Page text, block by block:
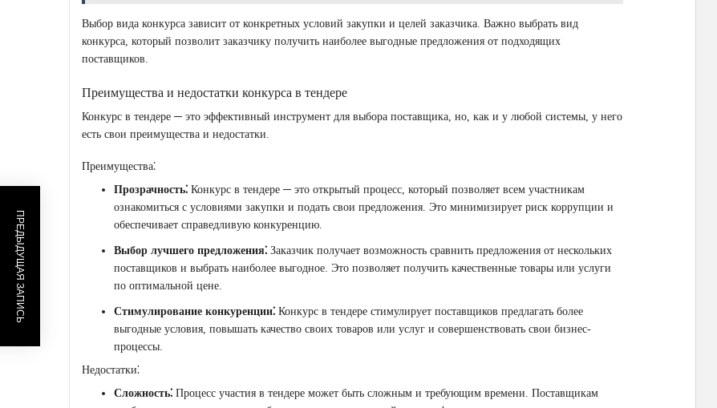
Выбор вида конкурса зависит от конкретных условий закупки и целей заказчика. Важно выбрать вид
конкурса, который позволит заказчику получить наиболее выгодные предложения от подходящих
поставщиков.
Преимущества и недостатки конкурса в тендере
Конкурс в тендере ─ это эффективный инструмент для выбора поставщика, но, как и у любой системы, у него
есть свои преимущества и недостатки.
Преимущества⁚
Прозрачность⁚ Конкурс в тендере ─ это открытый процесс, который позволяет всем участникам
ознакомиться с условиями закупки и подать свои предложения. Это минимизирует риск коррупции и
обеспечивает справедливую конкуренцию.
Выбор лучшего предложения⁚ Заказчик получает возможность сравнить предложения от нескольких
поставщиков и выбрать наиболее выгодное. Это позволяет получить качественные товары или услуги
по оптимальной цене.
Стимулирование конкуренции⁚ Конкурс в тендере стимулирует поставщиков предлагать более
выгодные условия, повышать качество своих товаров или услуг и совершенствовать свои бизнес-
процессы.
Недостатки⁚
Сложность⁚ Процесс участия в тендере может быть сложным и требующим времени. Поставщикам
ПРЕДЫДУЩАЯ ЗАПИСЬ